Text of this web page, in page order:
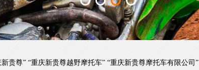
贵尊” “重庆新贵尊越野摩托车” “重庆新贵尊摩托车有限公司”